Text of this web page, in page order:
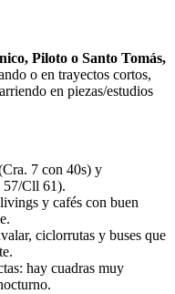
Piloto o Santo Tomás,
o en trayectos cortos,
en piezas/estudios
7 con 40s) y
57/Cll 61).
y cafés con buen
ciclorrutas y buses que
hay cuadras muy